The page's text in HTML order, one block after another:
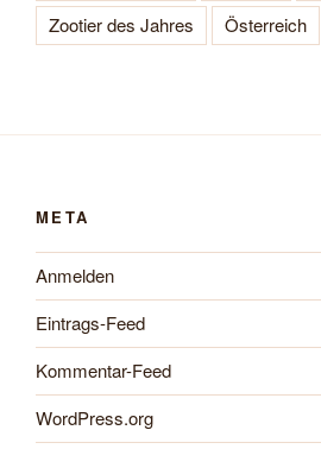
Zootier des Jahres
Österreich
META
Anmelden
Eintrags-Feed
Kommentar-Feed
WordPress.org